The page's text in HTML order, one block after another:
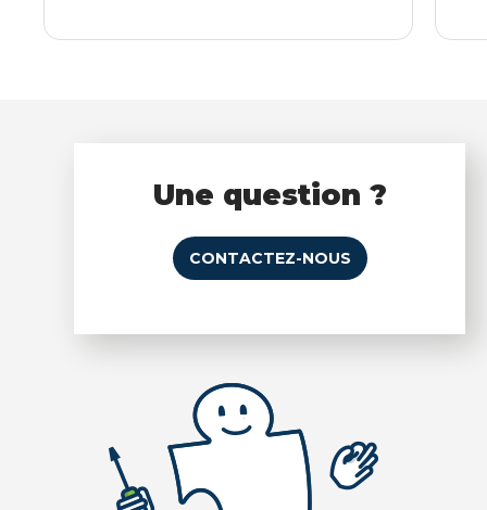
Une question ?
CONTACTEZ-NOUS